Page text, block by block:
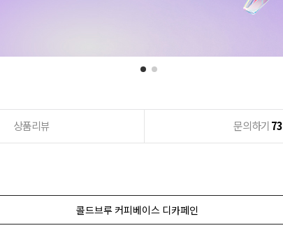
상품리뷰 문의하기 73
콜드브루 커피베이스 디카페인